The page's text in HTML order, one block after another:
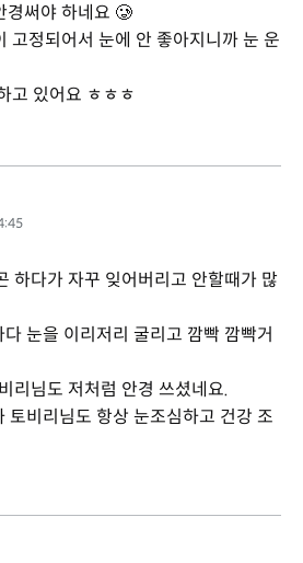
경써야 하네요 🥲
고정되어서 눈에 안 좋아지니까 눈 운
고 있어요 ㅎㅎㅎ
하다가 자꾸 잊어버리고 안할때가 많
눈을 이리저리 굴리고 깜빡 깜빡거
리님도 저처럼 안경 쓰셨네요.
토비리님도 항상 눈조심하고 건강 조